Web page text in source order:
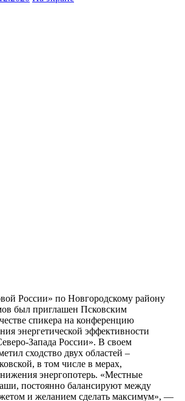
России» по Новгородскому району
был приглашен Псковским
спикера на конференцию
энергетической эффективности
Запада России». В своем
сходство двух областей –
в том числе в мерах,
энергопотерь. «Местные
постоянно балансируют между
и желанием сделать максимум», —